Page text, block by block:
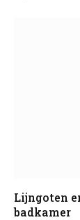
Lijngoten
badkamer